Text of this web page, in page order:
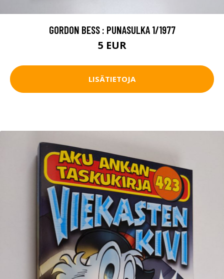
GORDON BESS : PUNASULKA 1/1977
5 EUR
LISÄTIETOJA